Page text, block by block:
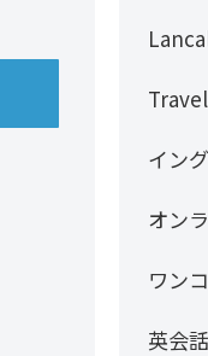
Travel
イン
オン
ワン
英会話